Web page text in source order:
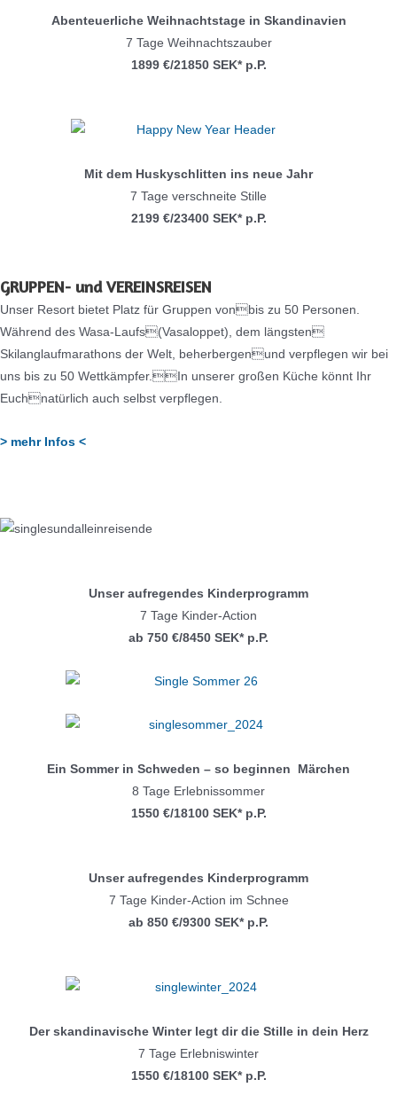
Abenteuerliche Weihnachtstage in Skandinavien
7 Tage Weihnachtszauber
1899 €/21850 SEK* p.P.
Mit dem Huskyschlitten ins neue Jahr
7 Tage verschneite Stille
2199 €/23400 SEK* p.P.
GRUPPEN- und VEREINSREISEN
Unser Resort bietet Platz für Gruppen vonbis zu 50 Personen.
Während des Wasa-Laufs(Vasaloppet), dem längsten
Skilanglaufmarathons der Welt, beherbergenund verpflegen wir bei
uns bis zu 50 Wettkämpfer.In unserer großen Küche könnt Ihr
Euchnatürlich auch selbst verpflegen.
> mehr Infos <
Unser aufregendes Kinderprogramm
7 Tage Kinder-Action
ab 750 €/8450 SEK* p.P.
Ein Sommer in Schweden – so beginnen Märchen
8 Tage Erlebnissommer
1550 €/18100 SEK* p.P.
Unser aufregendes Kinderprogramm
7 Tage Kinder-Action im Schnee
ab 850 €/9300 SEK* p.P.
Der skandinavische Winter legt dir die Stille in dein Herz
7 Tage Erlebniswinter
1550 €/18100 SEK* p.P.